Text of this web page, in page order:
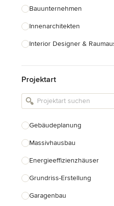
Bauunternehmen
Innenarchitekten
Interior Designer &
Landschaftsarchitekten
Armaturen & Sanitärbedarf
Einbauschränke
Projektart
Gebäudeplanung
Massivhausbau
Energieeffizienzhäuser
Grundriss-Erstellung
Garagenbau